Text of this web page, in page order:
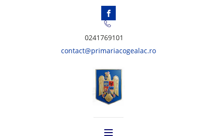
0241769101
contact@primariacogealac.ro